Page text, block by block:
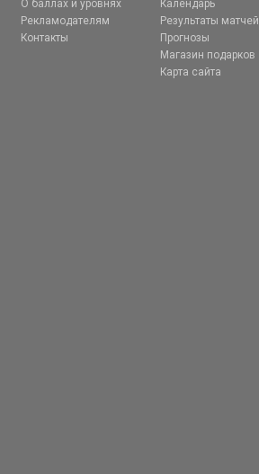
О баллах и уровнях
Рекламодателям
Контакты
Календарь
Результаты матчей
Прогнозы
Магазин подарков
Карта сайта